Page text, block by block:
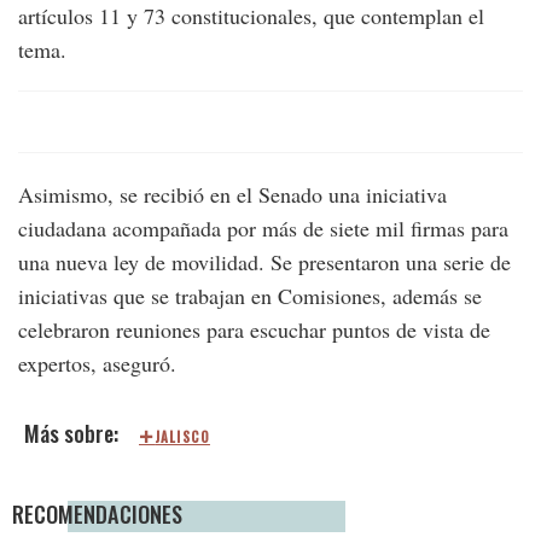
artículos 11 y 73 constitucionales, que contemplan el
tema.
Asimismo, se recibió en el Senado una iniciativa
ciudadana acompañada por más de siete mil firmas para
una nueva ley de movilidad. Se presentaron una serie de
iniciativas que se trabajan en Comisiones, además se
celebraron reuniones para escuchar puntos de vista de
expertos, aseguró.
JALISCO
RECOMENDACIONES